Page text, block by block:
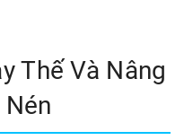
Thế Và Nâng